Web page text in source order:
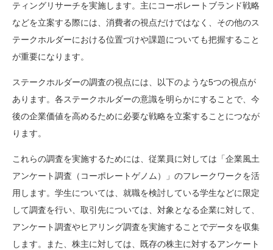
ティングリサーチを実施します。主にコーポレートブランド戦略
などを立案する際には、消費者の視点だけではなく、その他のス
テークホルダーにおける位置づけや課題についても把握すること
が重要になります。
ステークホルダーの調査の視点には、以下のような5つの視点が
あります。各ステークホルダーの意識を明らかにすることで、今
後の企業価値を高めるために必要な戦略を立案することにつなが
ります。
これらの調査を実施するためには、従業員に対しては「企業風土
アンケート調査（コーポレートゲノム）」のフレークワークを活
用します。学生については、就職を検討している学生などに限定
して調査を行い、取引先については、対象となる企業に対して、
アンケート調査やヒアリング調査を実施することでデータを収集
します。また、株主に対しては、既存の株主に対するアンケート